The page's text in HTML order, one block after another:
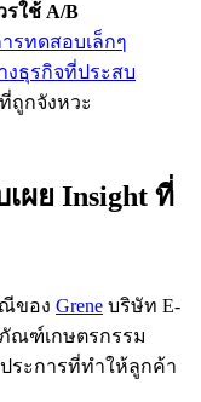
รใช้ A/B
รทดสอบเล็กๆ
ธุรกิจที่ประสบ
ถูกจังหวะ
เผย Insight ที่
ของ Grene บริษัท E-
ณฑ์เกษตรกรรม
ระการที่ทำให้ลูกค้า